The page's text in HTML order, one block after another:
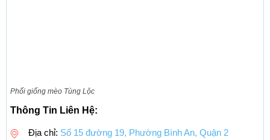
Phối giống mèo Tùng Lộc
Thông Tin Liên Hệ:
Địa chỉ: Số 15 đường 19, Phường Bình An, Quận 2